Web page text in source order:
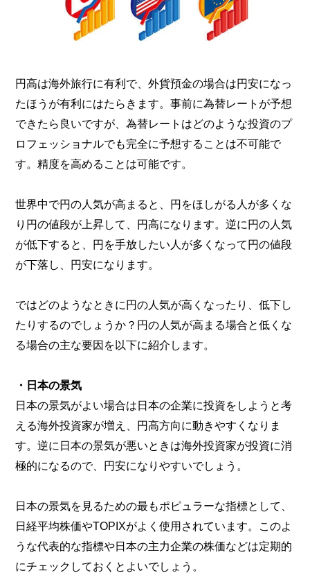
円高は海外旅行に有利で、外貨預金の場合は円安になっ
たほうが有利にはたらきます。事前に為替レートが予想
できたら良いですが、為替レートはどのような投資のプ
ロフェッショナルでも完全に予想することは不可能で
す。精度を高めることは可能です。
世界中で円の人気が高まると、円をほしがる人が多くな
り円の値段が上昇して、円高になります。逆に円の人気
が低下すると、円を手放したい人が多くなって円の値段
が下落し、円安になります。
ではどのようなときに円の人気が高くなったり、低下し
たりするのでしょうか？円の人気が高まる場合と低くな
る場合の主な要因を以下に紹介します。
・日本の景気
日本の景気がよい場合は日本の企業に投資をしようと考
える海外投資家が増え、円高方向に動きやすくなりま
す。逆に日本の景気が悪いときは海外投資家が投資に消
極的になるので、円安になりやすいでしょう。
日本の景気を見るための最もポピュラーな指標として、
日経平均株価やTOPIXがよく使用されています。このよ
うな代表的な指標や日本の主力企業の株価などは定期的
にチェックしておくとよいでしょう。